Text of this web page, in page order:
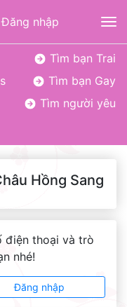
Đăng nhập
Tìm bạn Trai
Tìm bạn Gay
Tìm người yêu
Hồng Sang
điện thoại và trò
nhé!
Đăng nhập